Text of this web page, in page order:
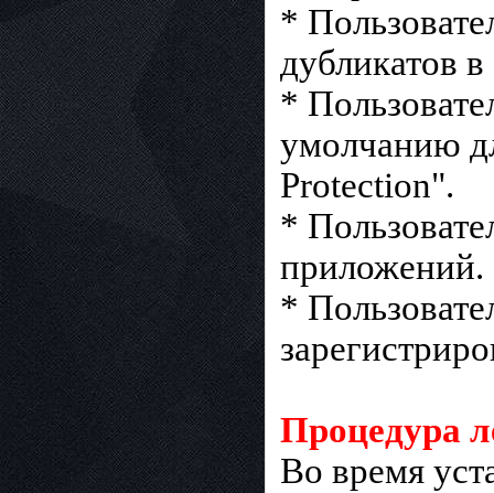
*
дубликатов
*
умолчанию
Protection".
*
приложений.
*
Процедура
Во время